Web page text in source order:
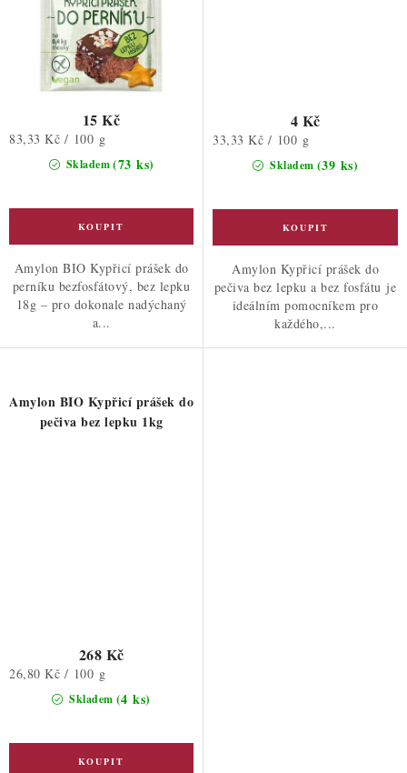
Skladem(73 ks)
15 Kč
Měrná
83,33 Kč / 100 g
Amylon BIO Kypřicí prášek do
perníku bezfosfátový, bez lepku
18g – pro dokonale nadýchaný
a...
Skladem (39 ks)
4 Kč
Měrná
33,33 Kč / 100 g
Amylon Kypřicí prášek do
pečiva bez lepku a bez fosfátu je
ideálním pomocníkem pro
každého,...
Amylon BIO Kypřicí prášek do
pečiva bez lepku 1kg
Skladem (4 ks)
268 Kč
Měrná
26,80 Kč / 100 g